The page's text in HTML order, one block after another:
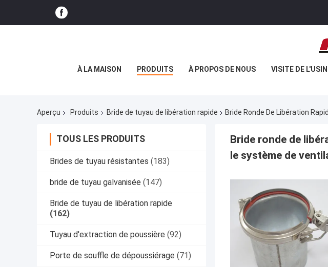
À LA MAISON PRODUITS À PROPOS DE NOUS VISITE DE
Aperçu Produits Bride de tuyau de libération rapide Bride Ronde De Libération
TOUS LES PRODUITS
Brides de tuyau résistantes (183)
bride de tuyau galvanisée (147)
Bride de tuyau de libération rapide
(162)
Tuyau d'extraction de poussière (92)
Porte de souffle de dépoussiérage (71)
Bride ronde de
le système de